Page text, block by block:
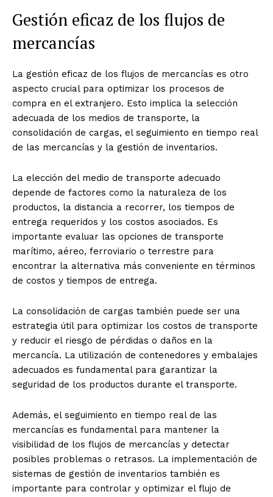
Gestión eficaz de los flujos de
mercancías
La gestión eficaz de los flujos de mercancías es otro
aspecto crucial para optimizar los procesos de
compra en el extranjero. Esto implica la selección
adecuada de los medios de transporte, la
consolidación de cargas, el seguimiento en tiempo real
de las mercancías y la gestión de inventarios.
La elección del medio de transporte adecuado
depende de factores como la naturaleza de los
productos, la distancia a recorrer, los tiempos de
entrega requeridos y los costos asociados. Es
importante evaluar las opciones de transporte
marítimo, aéreo, ferroviario o terrestre para
encontrar la alternativa más conveniente en términos
de costos y tiempos de entrega.
La consolidación de cargas también puede ser una
estrategia útil para optimizar los costos de transporte
y reducir el riesgo de pérdidas o daños en la
mercancía. La utilización de contenedores y embalajes
adecuados es fundamental para garantizar la
seguridad de los productos durante el transporte.
Además, el seguimiento en tiempo real de las
mercancías es fundamental para mantener la
visibilidad de los flujos de mercancías y detectar
posibles problemas o retrasos. La implementación de
sistemas de gestión de inventarios también es
importante para controlar y optimizar el flujo de